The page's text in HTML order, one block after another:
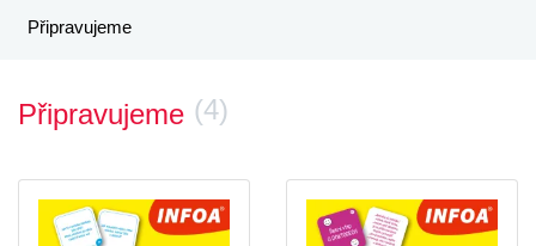
Připravujeme
Připravujeme (4)